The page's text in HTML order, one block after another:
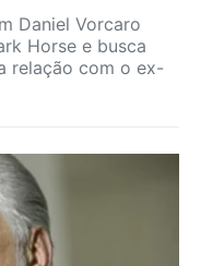
Daniel Vorcaro
Horse e busca
relação com o ex-